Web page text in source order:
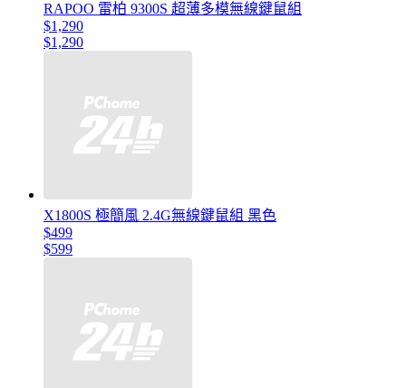
RAPOO 雷柏 9300S 超薄多模無線鍵鼠組
$1,290
$1,290
X1800S 極簡風 2.4G無線鍵鼠組 黑色
$499
$599